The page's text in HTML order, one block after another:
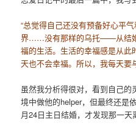
“总觉得自己还没有预备好心平
界……没有那样的乌托——从结
福的生活。生活的幸福感是从
天也不会幸福。所以，我每天要
虽然我分析得很对，看到自己
境中做他的helper，但最终还是
月24日主日结婚，才发现那一天